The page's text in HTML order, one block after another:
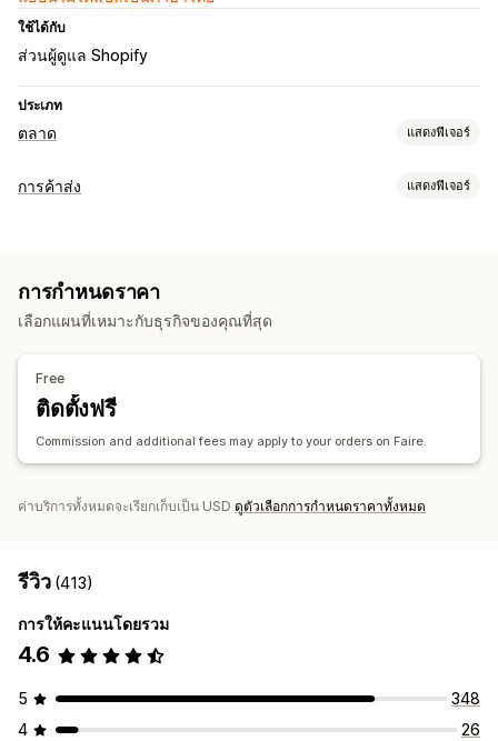
ใช้ได้กับ
ส่วนผู้ดูแล Shopify
ประเภท
ตลาด แสดงฟีเจอร์
การจัดการการทำรายการสินค้า
การจัดการคำสั่งซื้อ
ซิงค์คำสั่งซื้อ
ซิงค์สินค้าคงคลัง
การค้าส่ง แสดงฟีเจอร์
หลายสกุลเงิน การเข้าสู่ระบบการค้าส่ง
ตัวเลือกการจัดส่ง
การกำหนดราคา
เลือกแผนที่เหมาะกับธุรกิจของคุณที่สุด
Free
ติดตั้งฟรี
Commission and additional fees may apply to your orders on Faire.
ค่าบริการทั้งหมดจะเรียกเก็บเป็น USD ดูตัวเลือกการกำหนดราคาทั้งหมด
รีวิว (413)
การให้คะแนนโดยรวม
4.6
5
348
4
26